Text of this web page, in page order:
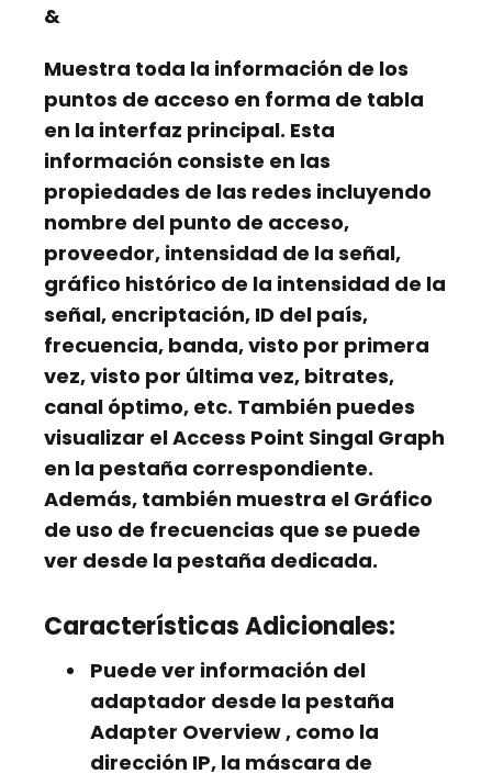
&
Muestra toda la información de los
puntos de acceso en forma de tabla
en la interfaz principal. Esta
información consiste en las
propiedades de las redes incluyendo
nombre del punto de acceso,
proveedor, intensidad de la señal,
gráfico histórico de la intensidad de la
señal, encriptación, ID del país,
frecuencia, banda, visto por primera
vez, visto por última vez, bitrates,
canal óptimo, etc. También puedes
visualizar elAccess Point Singal Graph
en la pestaña correspondiente.
Además, también muestra el Gráfico
de uso de frecuencias que se puede
ver desde la pestaña dedicada.
Características Adicionales:
Puede ver información del
adaptador desde la pestaña
Adapter Overview, como la
dirección IP, la máscara de